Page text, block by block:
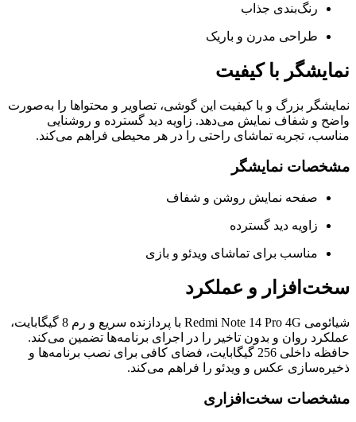
رنگ‌بندی جذاب
طراحی مدرن و باریک
نمایشگر با کیفیت
نمایشگر بزرگ و با کیفیت این گوشی، تصاویر و محتواها را به‌صورت
واضح و شفاف نمایش می‌دهد. زاویه دید گسترده و روشنایی
مناسب، تجربه تماشای راحتی را در هر محیطی فراهم می‌کند.
مشخصات نمایشگر
صفحه نمایش روشن و شفاف
زاویه دید گسترده
مناسب برای تماشای ویدئو و بازی
سخت‌افزار و عملکرد
شیائومی Redmi Note 14 Pro 4G با پردازنده سریع و رم 8 گیگابایت،
عملکرد روان و بدون تاخیر را در اجرای برنامه‌ها تضمین می‌کند.
حافظه داخلی 256 گیگابایت، فضای کافی برای نصب برنامه‌ها و
ذخیره‌سازی عکس و ویدئو را فراهم می‌کند.
مشخصات سخت‌افزاری